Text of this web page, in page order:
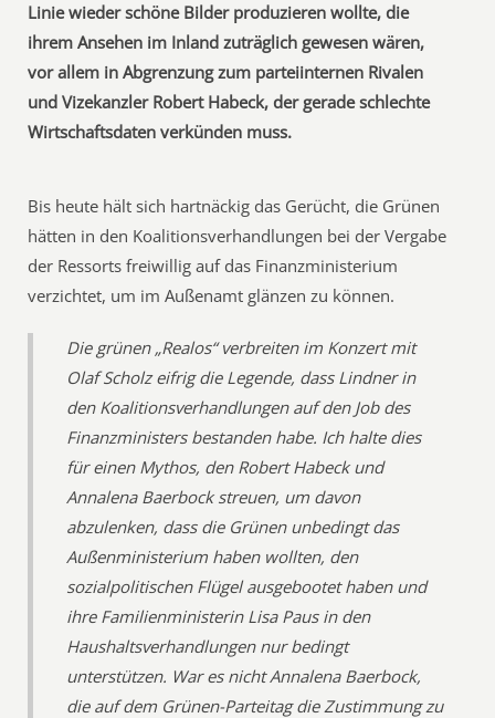
Linie wieder schöne Bilder produzieren wollte, die
ihrem Ansehen im Inland zuträglich gewesen wären,
vor allem in Abgrenzung zum parteiinternen Rivalen
und Vizekanzler Robert Habeck, der gerade schlechte
Wirtschaftsdaten verkünden muss.
Bis heute hält sich hartnäckig das Gerücht, die Grünen
hätten in den Koalitionsverhandlungen bei der Vergabe
der Ressorts freiwillig auf das Finanzministerium
verzichtet, um im Außenamt glänzen zu können.
Die grünen „Realos“ verbreiten im Konzert mit
Olaf Scholz eifrig die Legende, dass Lindner in
den Koalitionsverhandlungen auf den Job des
Finanzministers bestanden habe. Ich halte dies
für einen Mythos, den Robert Habeck und
Annalena Baerbock streuen, um davon
abzulenken, dass die Grünen unbedingt das
Außenministerium haben wollten, den
sozialpolitischen Flügel ausgebootet haben und
ihre Familienministerin Lisa Paus in den
Haushaltsverhandlungen nur bedingt
unterstützen. War es nicht Annalena Baerbock,
die auf dem Grünen-Parteitag die Zustimmung zu